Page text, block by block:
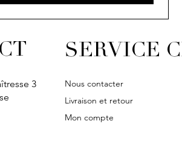
3
SERVICE
Nous contacter
Livraison et retour
Mon compte